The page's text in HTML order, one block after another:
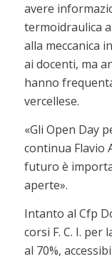
avere
termoidraulica
alla meccanica
ai docenti, ma
hanno
vercellese.
«Gli Open Day
continua Flavio
futuro è
aperte».
Intanto al Cfp
corsi F. C. I.
al 70%,